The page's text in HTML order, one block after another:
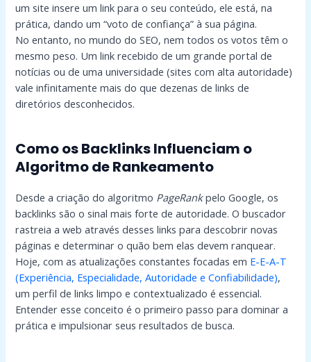
um site insere um link para o seu conteúdo, ele está, na
prática, dando um “voto de confiança” à sua página.
No entanto, no mundo do SEO, nem todos os votos têm o
mesmo peso. Um link recebido de um grande portal de
notícias ou de uma universidade (sites com alta autoridade)
vale infinitamente mais do que dezenas de links de
diretórios desconhecidos.
Como os Backlinks Influenciam o
Algoritmo de Rankeamento
Desde a criação do algoritmo PageRankpelo Google, os
backlinks são o sinal mais forte de autoridade. O buscador
rastreia a web através desses links para descobrir novas
páginas e determinar o quão bem elas devem ranquear.
Hoje, com as atualizações constantes focadas em E-E-A-T
(Experiência, Especialidade, Autoridade e Confiabilidade),
um perfil de links limpo e contextualizado é essencial.
Entender esse conceito é o primeiro passo para dominar a
prática e impulsionar seus resultados de busca.